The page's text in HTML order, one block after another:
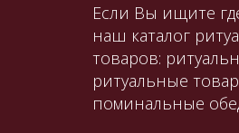
Если Вы ищите
наш каталог
товаров:
ритуальные
поминальные